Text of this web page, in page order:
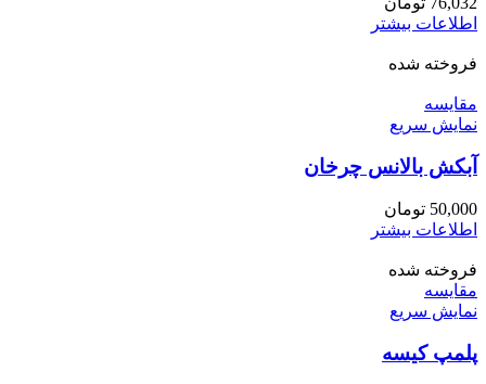
اطلاعات بیشتر
فروخته شده
مقايسه
نمایش سریع
آبکش بالانس چرخان
50,000 تومان
اطلاعات بیشتر
فروخته شده
مقايسه
نمایش سریع
پلمپ کیسه